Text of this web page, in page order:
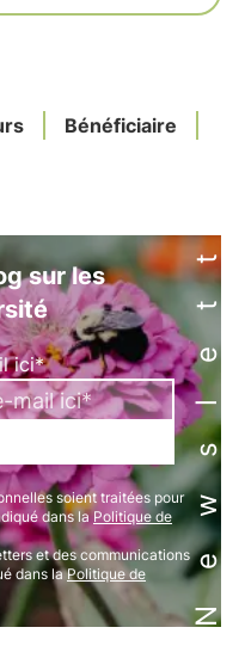
Bénéficiaire Newsletter
sur les
ici*
soient traitées pour
dans laPolitique de
et des communications
dans laPolitique de